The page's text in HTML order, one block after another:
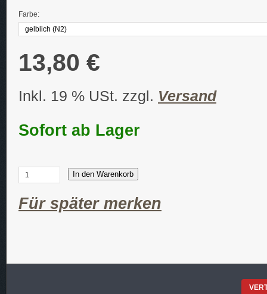
Farbe:
13,80 €
Inkl. 19 % USt. zzgl. Versand
Sofort ab Lager
In den Warenkorb
Für später merken